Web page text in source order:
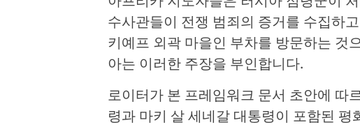
수사관들이 전쟁 범죄의 증거를 수집하
키예프 외곽 마을인 부차를 방문하는 것
아는 이러한 주장을 부인합니다.
로이터가 본 프레임워크 문서 초안에 따
령과 마키 살 세네갈 대통령이 포함된